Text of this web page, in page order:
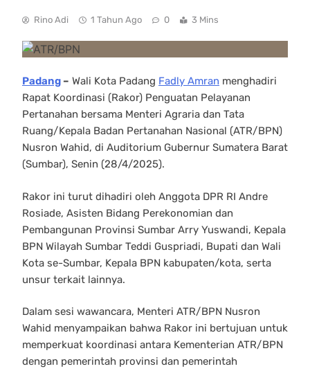
Rino Adi 1 Tahun Ago 0 3 Mins
Padang – Wali Kota Padang Fadly Amran menghadiri
Rapat Koordinasi (Rakor) Penguatan Pelayanan
Pertanahan bersama Menteri Agraria dan Tata
Ruang/Kepala Badan Pertanahan Nasional (ATR/BPN)
Nusron Wahid, di Auditorium Gubernur Sumatera Barat
(Sumbar), Senin (28/4/2025).
Rakor ini turut dihadiri oleh Anggota DPR RI Andre
Rosiade, Asisten Bidang Perekonomian dan
Pembangunan Provinsi Sumbar Arry Yuswandi, Kepala
BPN Wilayah Sumbar Teddi Guspriadi, Bupati dan Wali
Kota se-Sumbar, Kepala BPN kabupaten/kota, serta
unsur terkait lainnya.
Dalam sesi wawancara, Menteri ATR/BPN Nusron
Wahid menyampaikan bahwa Rakor ini bertujuan untuk
memperkuat koordinasi antara Kementerian ATR/BPN
dengan pemerintah provinsi dan pemerintah